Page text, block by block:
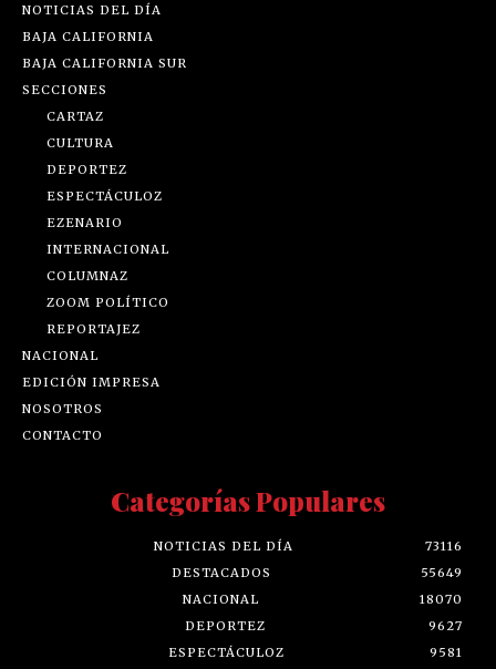
NOTICIAS DEL DÍA
BAJA CALIFORNIA
BAJA CALIFORNIA SUR
SECCIONES
CARTAZ
CULTURA
DEPORTEZ
ESPECTÁCULOZ
EZENARIO
INTERNACIONAL
COLUMNAZ
ZOOM POLÍTICO
REPORTAJEZ
NACIONAL
EDICIÓN IMPRESA
NOSOTROS
CONTACTO
Categorías Populares
NOTICIAS DEL DÍA
73116
DESTACADOS
55649
NACIONAL
18070
DEPORTEZ
9627
ESPECTÁCULOZ
9581